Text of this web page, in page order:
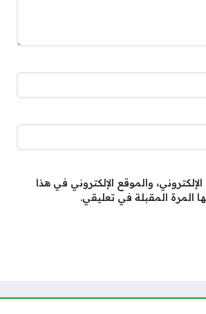
والموقع الإلكتروني في هذا
المرة المقبلة في تعليقي.